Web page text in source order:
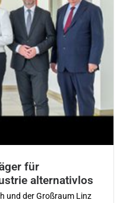
für
alternativlos
und der Großraum Linz